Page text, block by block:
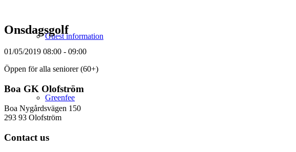
Guest information
Greenfee
Onsdagsgolf
01/05/2019 08:00 - 09:00
Öppen för alla seniorer (60+)
Boa GK Olofström
Boa Nygårdsvägen 150
293 93 Olofström
Contact us